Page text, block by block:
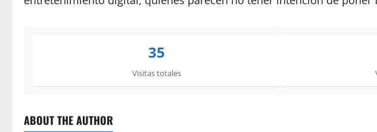
35
Visitas totales
ABOUT THE AUTHOR